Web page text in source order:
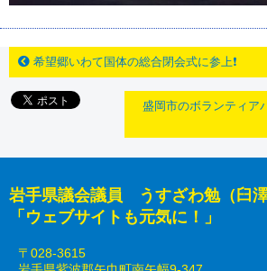
希望郷いわて国体の総合閉会式に参上❗
盛岡市のボランティア
岩手県議会議員 うすざわ勉（臼澤
「ウェブサイトも元気に！」
〒028-3615